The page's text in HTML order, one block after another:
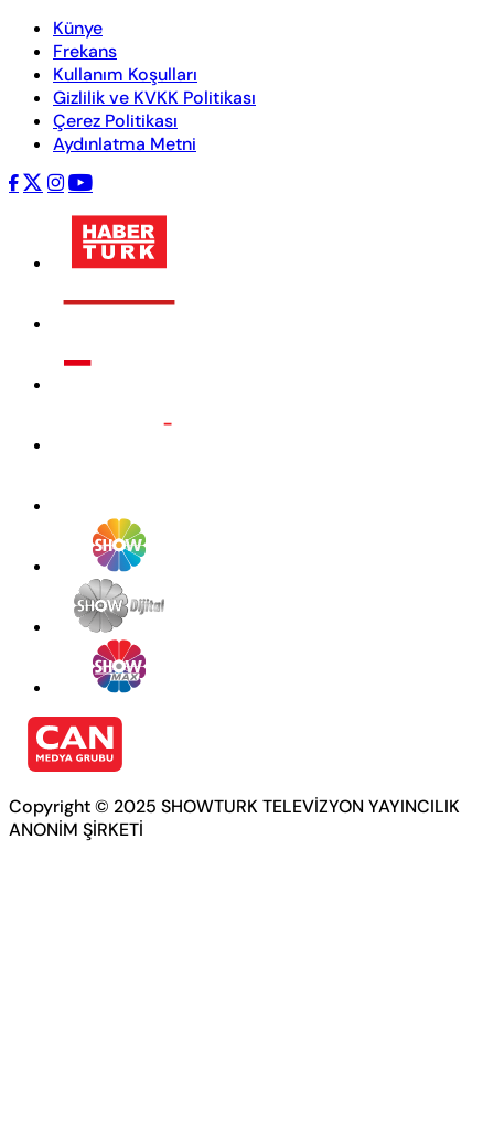
Künye
Frekans
Kullanım Koşulları
Gizlilik ve KVKK Politikası
Çerez Politikası
Aydınlatma Metni
Copyright © 2025 SHOWTURK TELEVİZYON YAYINCILIK
ANONİM ŞİRKETİ